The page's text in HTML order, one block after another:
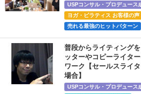
USPコンサル・プロデュース
ヨガ・ピラティス お客様の声
売れる最強のヒットパターン
普段からライティング
ッターやコピーライタ
ワーク【セールスライ
場合】
USPコンサル・プロデュース